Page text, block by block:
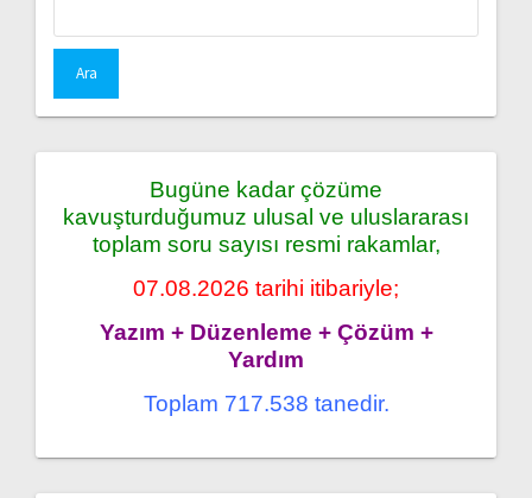
Bugüne kadar çözüme
kavuşturduğumuz ulusal ve uluslararası
toplam soru sayısı resmi rakamlar,
07.08.2026 tarihi itibariyle;
Yazım + Düzenleme + Çözüm +
Yardım
Toplam 717.538 tanedir.